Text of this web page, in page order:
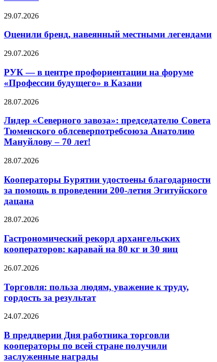
29.07.2026
Оценили бренд, навеянный местными легендами
29.07.2026
РУК — в центре профориентации на форуме
«Профессии будущего» в Казани
28.07.2026
Лидер «Северного завоза»: председателю Совета
Тюменского облсеверпотребсоюза Анатолию
Мануйлову – 70 лет!
28.07.2026
Кооператоры Бурятии удостоены благодарности
за помощь в проведении 200-летия Эгитуйского
дацана
28.07.2026
Гастрономический рекорд архангельских
кооператоров: каравай на 80 кг и 30 яиц
26.07.2026
Торговля: польза людям, уважение к труду,
гордость за результат
24.07.2026
В преддверии Дня работника торговли
кооператоры по всей стране получили
заслуженные награды